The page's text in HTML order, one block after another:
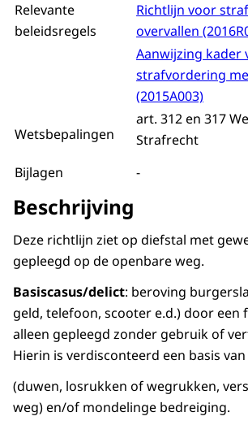
Relevante
beleidsregels
Richtlijn voor
overvallen
Aanwijzing kader
strafvordering
(2015A003)
Wetsbepalingen
art. 312 en 317
Strafrecht
Bijlagen
-
Beschrijving
Deze richtlijn ziet op diefstal met
gepleegd op de openbare weg.
Basiscasus/delict: beroving
geld, telefoon, scooter e.d.) door een
alleen gepleegd zonder gebruik of
Hierin is verdisconteerd een basis
(duwen, losrukken of wegrukken,
weg) en/of mondelinge bedreiging.